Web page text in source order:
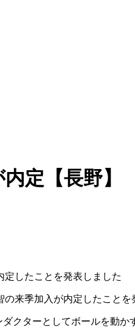
定【長野】
したことを発表しました
来季加入が内定したことを
クターとしてボールを動